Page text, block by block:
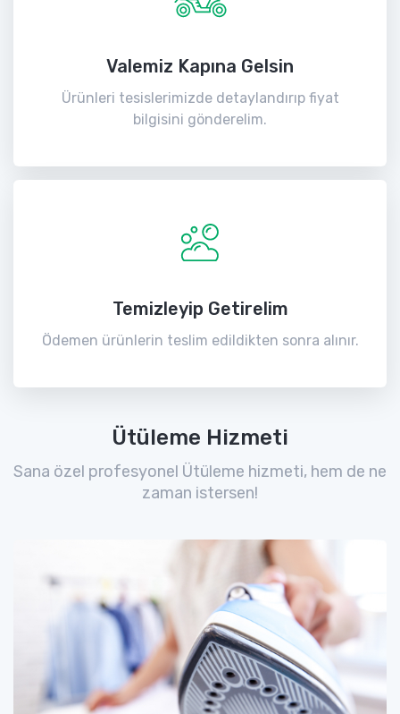
Valemiz Kapına Gelsin
Ürünleri tesislerimizde detaylandırıp fiyat
bilgisini gönderelim.
Temizleyip Getirelim
Ödemen ürünlerin teslim edildikten sonra alınır.
Ütüleme Hizmeti
Sana özel profesyonel Ütüleme hizmeti, hem de ne
zaman istersen!